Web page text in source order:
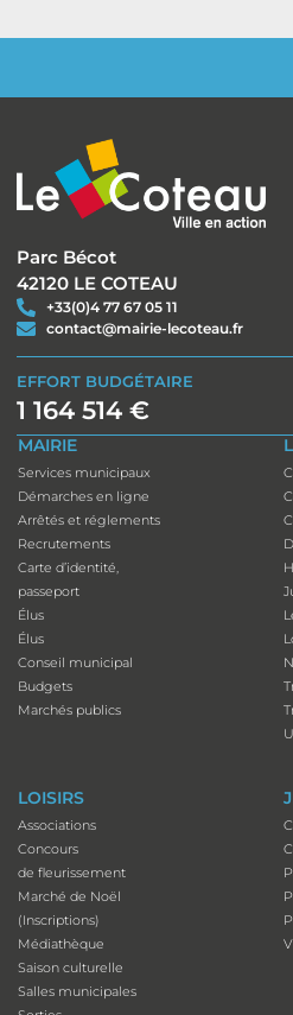
Parc Bécot
42120 LE COTEAU
+33(0)4 77 67 05 11
contact@mairie-lecoteau.fr
EFFORT BUDGÉTAIRE
1 164 514 €
MAIRIE
Services municipaux
Démarches en ligne
Arrêtés et réglements
Recrutements
Carte d’identité,
passeport
Élus
Élus
Conseil municipal
Budgets
Marchés publics
LOISIRS
Associations
Concours
de fleurissement
Marché de Noël
(Inscriptions)
Médiathèque
Saison culturelle
Salles municipales